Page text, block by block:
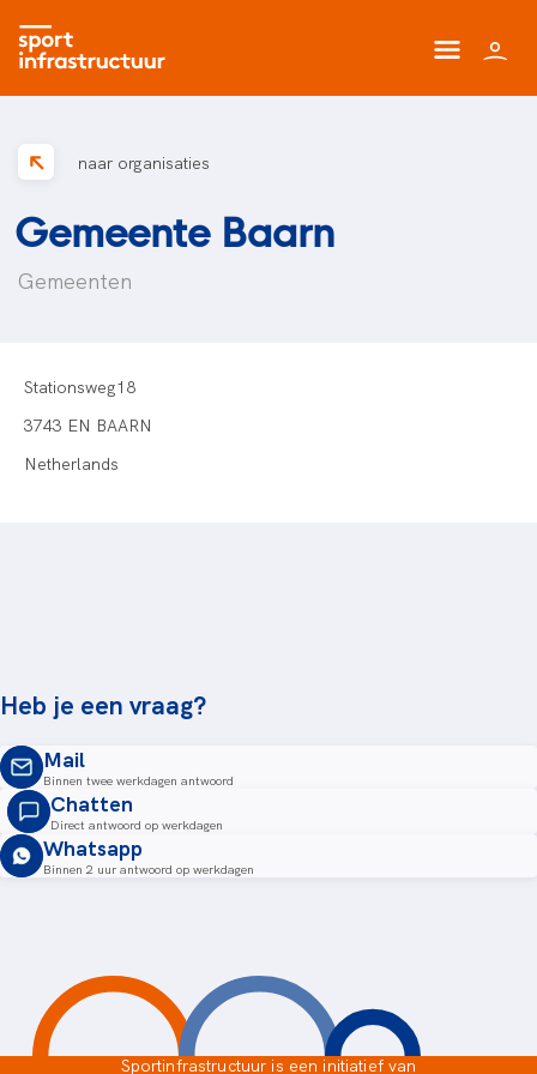
naar organisaties
Gemeente Baarn
Gemeenten
Stationsweg18
3743 EN BAARN
Netherlands
Heb je een vraag?
Mail
Binnen twee werkdagen antwoord
Chatten
Direct antwoord op werkdagen
Whatsapp
Binnen 2 uur antwoord op werkdagen
Sportinfrastructuur is een initiatief van